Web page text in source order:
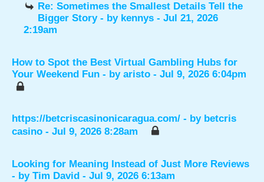
Re: Sometimes the Smallest Details Tell the
Bigger Story - by kennys - Jul 21, 2026
2:19am
How to Spot the Best Virtual Gambling Hubs for
Your Weekend Fun - by aristo - Jul 9, 2026 6:04pm
https://betcriscasinonicaragua.com/ - by betcris
casino - Jul 9, 2026 8:28am
Looking for Meaning Instead of Just More Reviews
- by Tim David - Jul 9, 2026 6:13am